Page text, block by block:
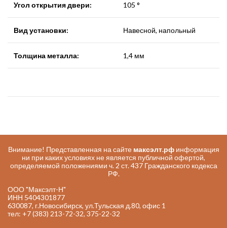
Угол открытия двери: 105 °
Вид установки: Навесной, напольный
Толщина металла: 1,4 мм
Внимание! Представленная на сайте максэлт.рфинформация
ни при каких условиях не является публичной офертой,
определяемой положениями ч. 2 ст. 437 Гражданского кодекса
РФ.
ООО "Максэлт-Н"
ИНН 5404301877
630087, г.Новосибирск, ул.Тульская д.80, офис 1
тел: +7 (383) 213-72-32, 375-22-32